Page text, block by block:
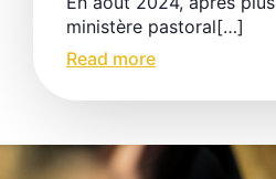
ministère pastoral[…]
Read more